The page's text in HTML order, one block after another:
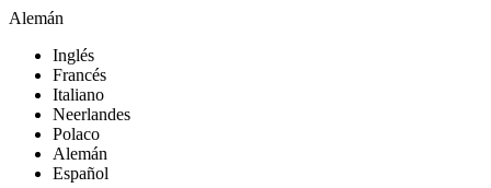
Alemán
Inglés
Francés
Italiano
Neerlandes
Polaco
Alemán
Español